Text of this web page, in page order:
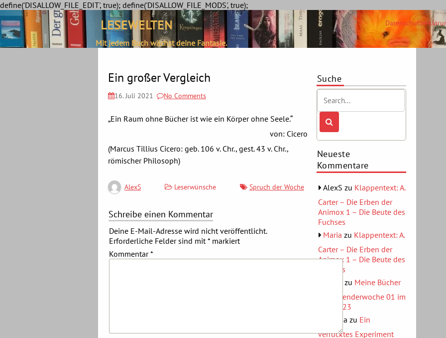
define('DISALLOW_FILE_EDIT', true); define('DISALLOW_FILE_MODS', true);Skip
to
content
LESEWELTEN
Mit jedem Buch wächst deine Fantasie.
Ein großer Vergleich
16. Juli 2021 No Comments
„Ein Raum ohne Bücher ist wie ein Körper ohne Seele.“
von: Cicero
(Marcus Tillius Cicero: geb. 106 v. Chr., gest. 43 v. Chr.,
römischer Philosoph)
AlexS Leserwünsche Spruch der Woche
Schreibe einen Kommentar
Deine E-Mail-Adresse wird nicht veröffentlicht.
Erforderliche Felder sind mit* markiert
Kommentar*
Suche
Neueste
Kommentare
AlexS zu Klappentext: A.
Carter – Die Erben der
Animox 1 – Die Beute des
Fuchses
Maria zu Klappentext: A.
Carter – Die Erben der
Animox 1 – Die Beute des
Fuchses
zu Meine Bücher
der Kalenderwoche 01 im
Jahr 2023
Hannia zu Ein
verrücktes Experiment